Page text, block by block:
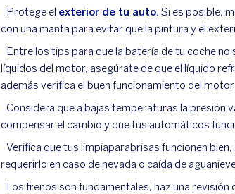
Protege el exterior de tu auto. Si es posible,
con una manta para evitar que la pintura y el
Entre los tips para que la batería de tu coche
líquidos del motor, asegúrate de que el líquido
además verifica el buen funcionamiento del
Considera que a bajas temperaturas la presión
compensar el cambio y que tus automáticos
Verifica que tus limpiaparabrisas funcionen
requerirlo en caso de nevada o caída de
Los frenos son fundamentales, haz una